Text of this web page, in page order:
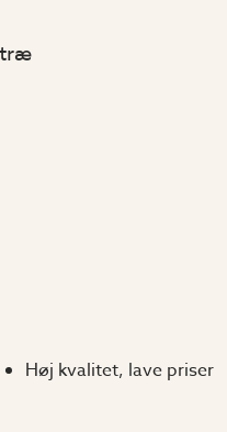
Høj kvalitet, lave priser